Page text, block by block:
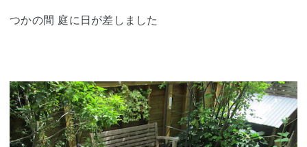
つかの間 庭に日が差しました